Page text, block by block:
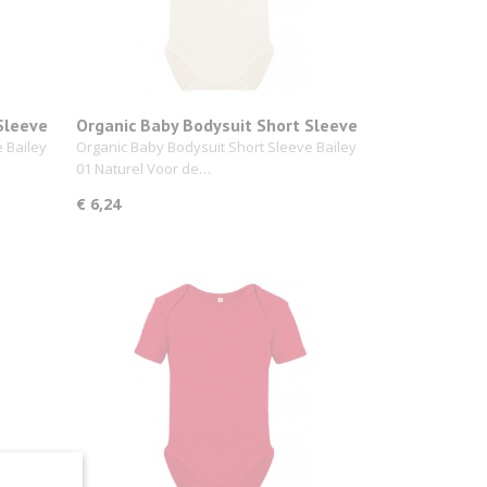
Bailey
Organic Baby Bodysuit Short Sleeve
Bailey 01 Naturel
Organic Baby Bodysuit Short Sleeve Bailey
01 Naturel Voor de…
€ 6,24